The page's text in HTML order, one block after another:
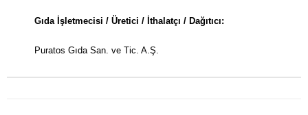
Gıda İşletmecisi / Üretici / İthalatçı / Dağıtıcı:
Puratos Gıda San. ve Tic. A.Ş.